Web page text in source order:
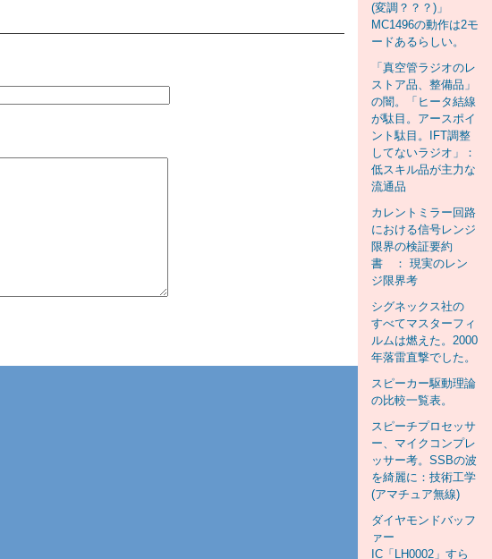
(変調？？？)」
MC1496の動作は2モ
ードあるらしい。
「真空管ラジオのレ
ストア品、整備品」
の闇。「ヒータ結線
が駄目。アースポイ
ント駄目。IFT調整
してないラジオ」：
低スキル品が主力な
流通品
カレントミラー回路
における信号レンジ
限界の検証要約
書 ： 現実のレン
ジ限界考
シグネックス社の
すべてマスターフィ
ルムは燃えた。2000
年落雷直撃でした。
スピーカー駆動理論
の比較一覧表。
スピーチプロセッサ
ー、マイクコンプレ
ッサー考。SSBの波
を綺麗に：技術工学
(アマチュア無線)
ダイヤモンドバッフ
ァー
IC「LH0002」すら